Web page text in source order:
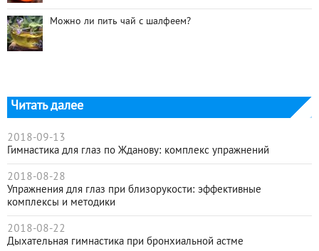
Можно ли пить чай с шалфеем?
Читать далее
2018-09-13
Гимнастика для глаз по Жданову: комплекс упражнений
2018-08-28
Упражнения для глаз при близорукости: эффективные
комплексы и методики
2018-08-22
Дыхательная гимнастика при бронхиальной астме